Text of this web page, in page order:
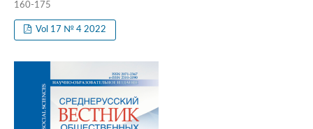
160-175
Vol 17 № 4 2022